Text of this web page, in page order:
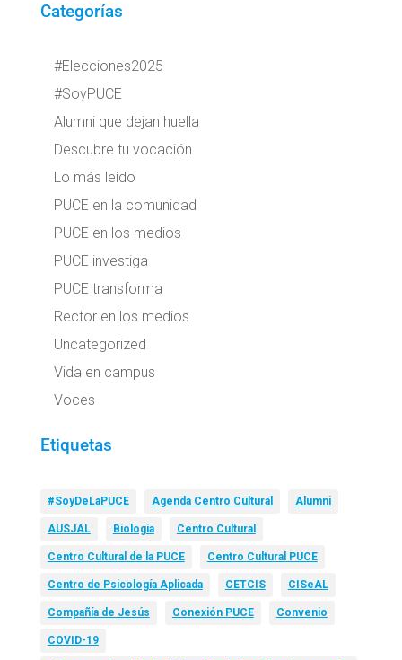
Categorías
#Elecciones2025
#SoyPUCE
Alumni que dejan huella
Descubre tu vocación
Lo más leído
PUCE en la comunidad
PUCE en los medios
PUCE investiga
PUCE transforma
Rector en los medios
Uncategorized
Vida en campus
Voces
Etiquetas
#SoyDeLaPUCE Agenda Centro Cultural Alumni
AUSJAL Biología Centro Cultural
Centro Cultural de la PUCE Centro Cultural PUCE
Centro de Psicología Aplicada CETCIS CISeAL
Compañía de Jesús Conexión PUCE Convenio
COVID-19